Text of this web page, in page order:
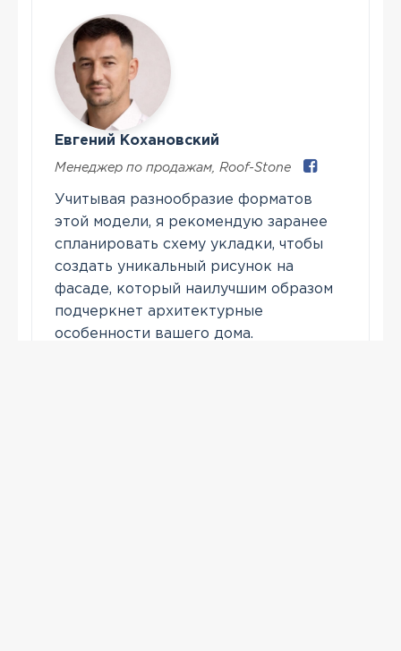
Евгений Кохановский
Менеджер по продажам, Roof-Stone
Учитывая разнообразие форматов
этой модели, я рекомендую заранее
спланировать схему укладки, чтобы
создать уникальный рисунок на
фасаде, который наилучшим образом
подчеркнет архитектурные
особенности вашего дома.